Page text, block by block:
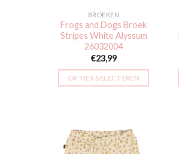
de
productpagina
BROEKEN
Frogs and Dogs Broek
Stripes White Alyssum
26032004
€23,99
OPTIES SELECTEREN
meerdere
variaties.